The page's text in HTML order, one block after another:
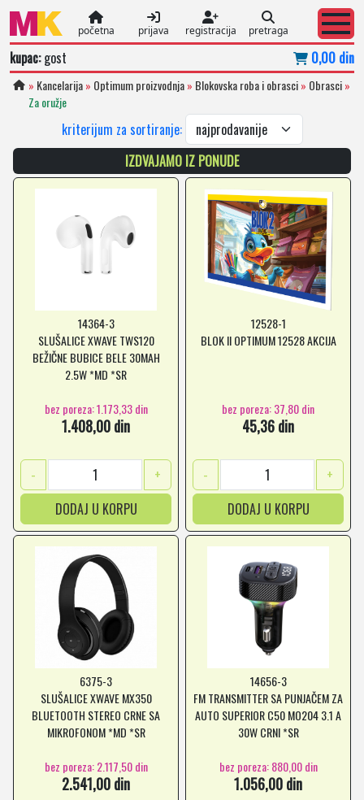
početna prijava registracija pretraga
kupac:gost 0,00 din
» Kancelarija» Optimum proizvodnja» Blokovska roba i obrasci» Obrasci»
Za oružje
kriterijum za sortiranje:
IZDVAJAMO IZ PONUDE
14364-3
SLUŠALICE XWAVE TWS120
BEŽIČNE BUBICE BELE 30MAH
2.5W *MD *SR
bez poreza: 1.173,33 din
1.408,00 din
-
+
DODAJ U KORPU
12528-1
BLOK II OPTIMUM 12528 AKCIJA
bez poreza: 37,80 din
45,36 din
-
+
DODAJ U KORPU
6375-3
SLUŠALICE XWAVE MX350
BLUETOOTH STEREO CRNE SA
MIKROFONOM *MD *SR
bez poreza: 2.117,50 din
2.541,00 din
14656-3
FM TRANSMITTER SA PUNJAČEM ZA
AUTO SUPERIOR C50 MO204 3.1 A
30W CRNI *SR
bez poreza: 880,00 din
1.056,00 din